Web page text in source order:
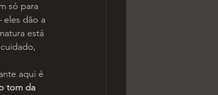
só para
dão a
está
aqui é
tom da